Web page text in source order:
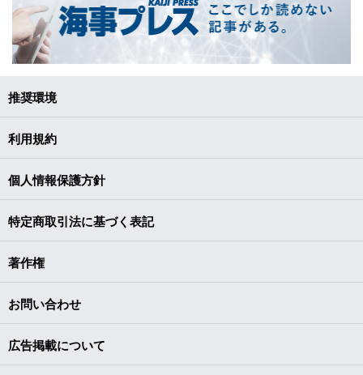
推奨環境
利用規約
個人情報保護方針
特定商取引法に基づく表記
著作権
お問い合わせ
広告掲載について